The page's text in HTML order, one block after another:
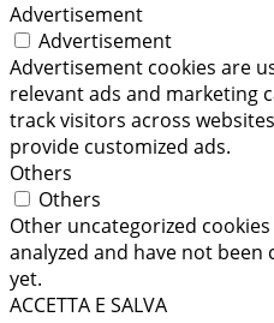
Advertisement
Advertisement
Advertisement cookies are
relevant ads and marketing
track visitors across
provide customized ads.
Others
Others
Other uncategorized
analyzed and have not been
yet.
ACCETTA E SALVA